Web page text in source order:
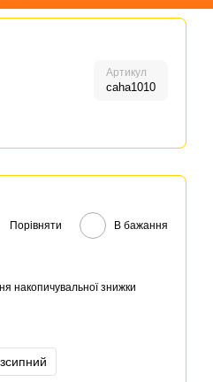
Артикул
caha1010
Порівняти В бажання
накопичувальної знижки